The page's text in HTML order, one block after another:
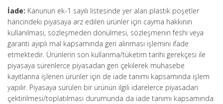
İade: Kanunun ek-1 sayılı listesinde yer alan plastik poşetler
haricindeki piyasaya arz edilen ürünler için cayma hakkının
kullanılması, sözleşmeden dönülmesi, sözleşmenin feshi veya
garanti ayıplı mal kapsamında geri alınması işlemini ifade
etmektedir. Ürünlerin son kullanma/tüketim tarihi gerekçesi ile
piyasaya sürenlerce piyasadan geri çekilerek muhasebe
kayıtlarına işlenen ürünler için de iade tanımı kapsamında işlem
yapılır. Piyasaya sürülen bir ürünün ilgili idarelerce piyasadan
çektirilmesi/toplatılması durumunda da iade tanımı kapsamında